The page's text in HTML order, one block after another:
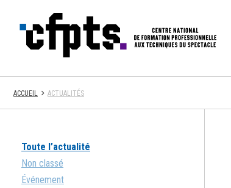
ACCUEIL ACTUALITÉS
Toute l’actualité
Non classé
Événement